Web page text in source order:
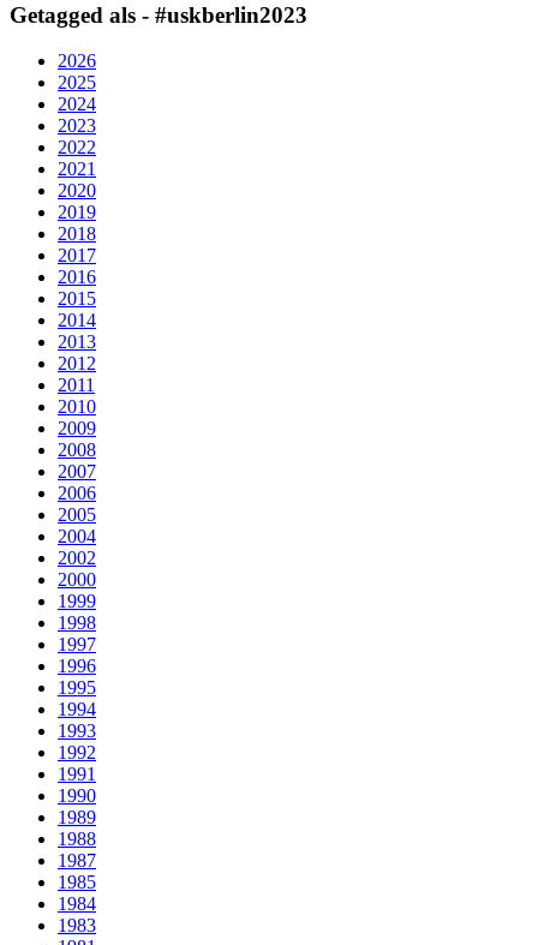
Getagged als - #uskberlin2023
2026
2025
2024
2023
2022
2021
2020
2019
2018
2017
2016
2015
2014
2013
2012
2011
2010
2009
2008
2007
2006
2005
2004
2002
2000
1999
1998
1997
1996
1995
1994
1993
1992
1991
1990
1989
1988
1987
1985
1984
1983